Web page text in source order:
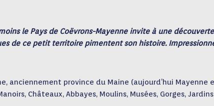
le Pays de Coëvrons-Mayenne invite à une découverte
de ce petit territoire pimentent son histoire.
anciennement province du Maine (aujourd’hui Mayenne
Châteaux, Abbayes, Moulins, Musées, Gorges, Jardins